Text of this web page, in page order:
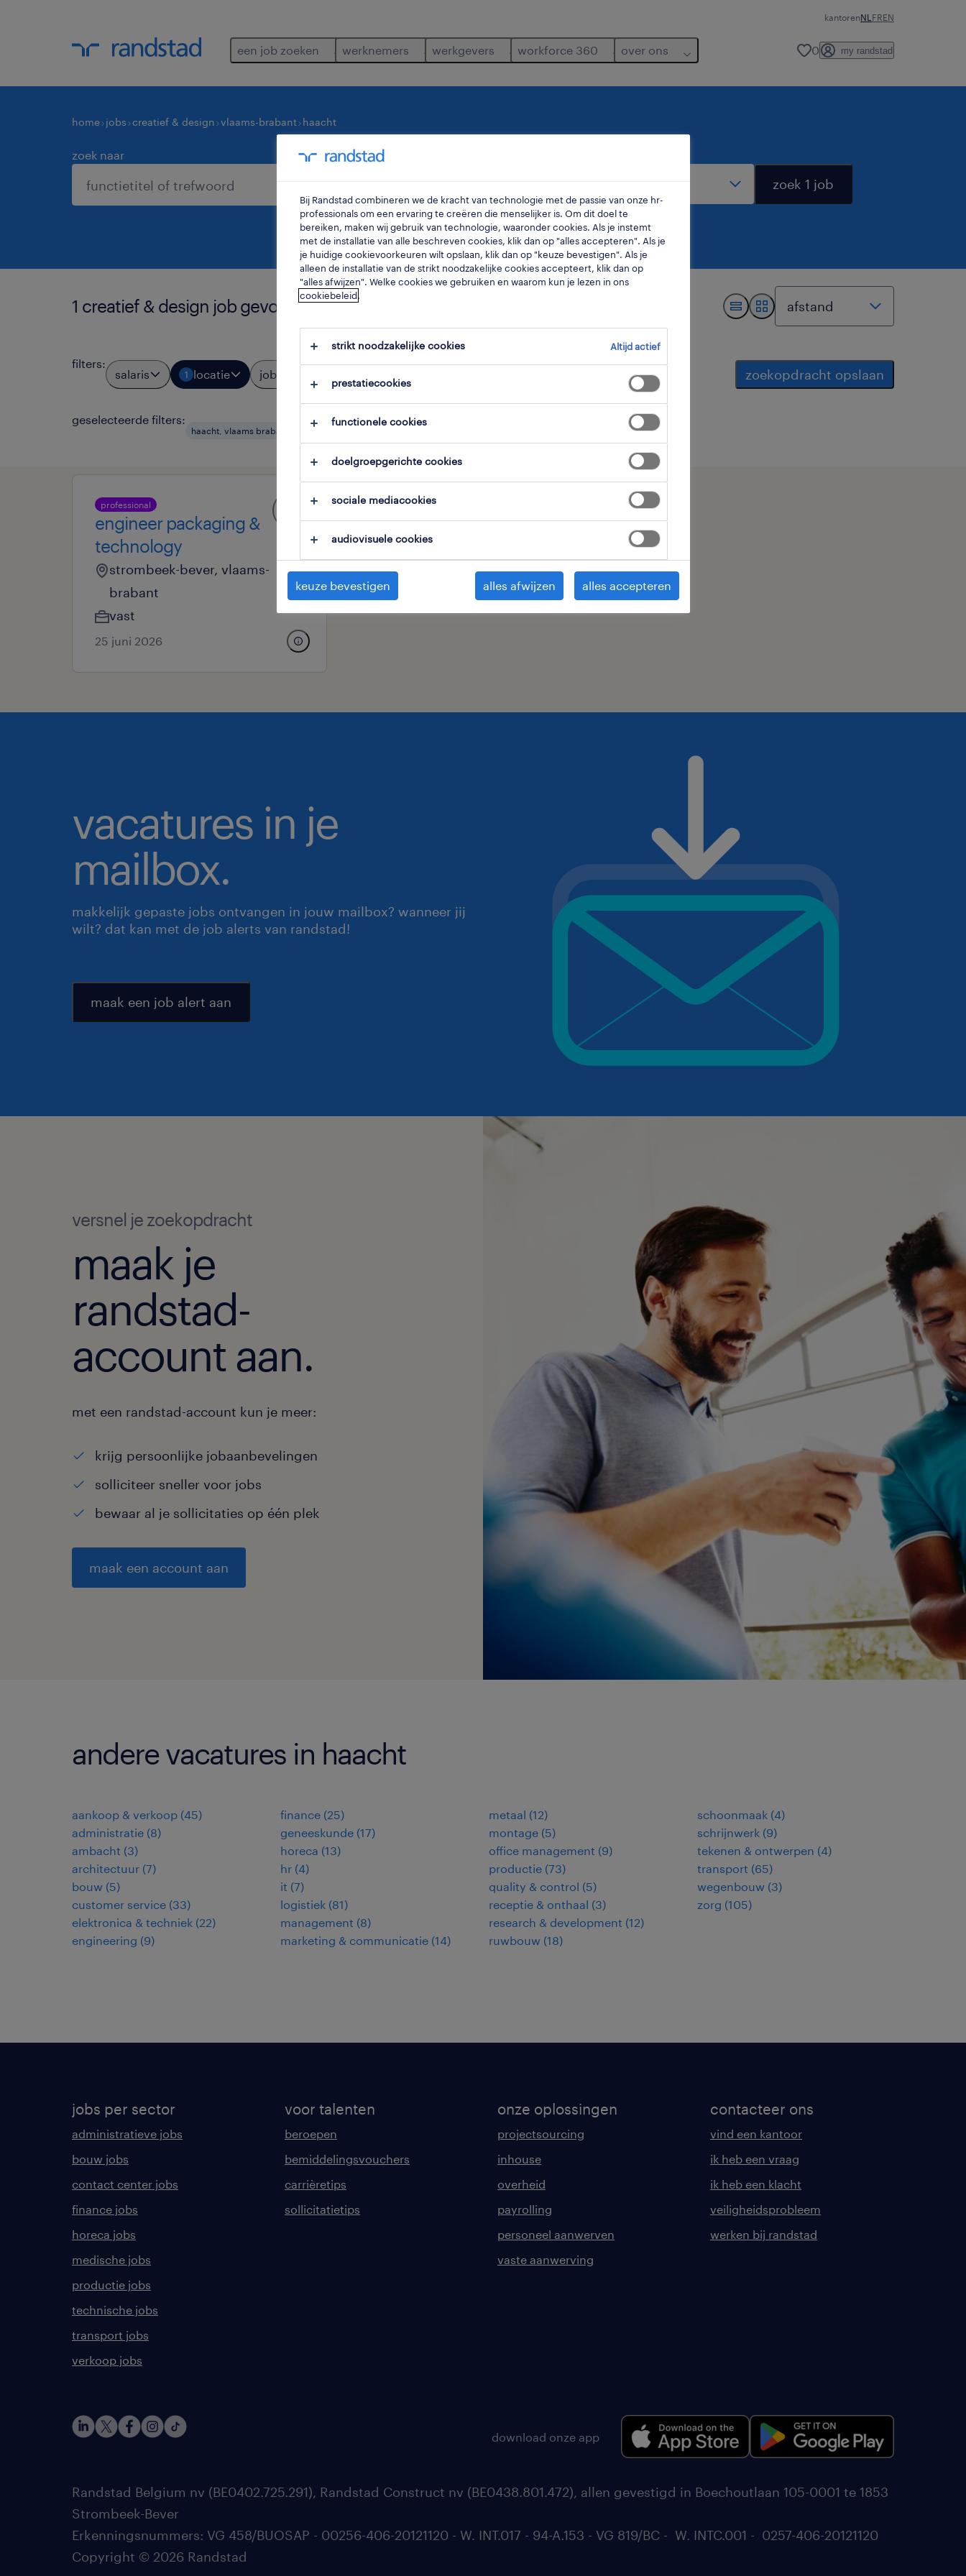
kantorenNL FREN
een job zoeken werknemers werkgevers workforce 360 over ons 0 my randstad
home jobs creatief & design vlaams-brabant haacht
zoek naar waar
zoek 1 job
1 creatief & design job gevonden in haacht.
filters:
salaris 1 locatie jobtypes zoekopdracht opslaan
geselecteerde filters:
haacht, vlaams brabant alles wissen
professional
engineer packaging &
technology
strombeek-bever, vlaams-
brabant
vast
25 juni 2026
vacatures in je
mailbox.
makkelijk gepaste jobs ontvangen in jouw mailbox? wanneer jij
wilt? dat kan met de job alerts van randstad!
maak een job alert aan
versnel je zoekopdracht
maak je
randstad-
account aan.
met een randstad-account kun je meer:
krijg persoonlijke jobaanbevelingen
solliciteer sneller voor jobs
bewaar al je sollicitaties op één plek
maak een account aan
andere vacatures in haacht
aankoop & verkoop (45)
administratie (8)
ambacht (3)
architectuur (7)
bouw (5)
customer service (33)
elektronica & techniek (22)
engineering (9)
finance (25)
geneeskunde (17)
horeca (13)
hr (4)
it (7)
logistiek (81)
management (8)
marketing & communicatie (14)
metaal (12)
montage (5)
office management (9)
productie (73)
quality & control (5)
receptie & onthaal (3)
research & development (12)
ruwbouw (18)
schoonmaak (4)
schrijnwerk (9)
tekenen & ontwerpen (4)
transport (65)
wegenbouw (3)
zorg (105)
jobs per sector
administratieve jobs
bouw jobs
contact center jobs
finance jobs
horeca jobs
medische jobs
productie jobs
technische jobs
transport jobs
verkoop jobs
voor talenten
beroepen
bemiddelingsvouchers
carrièretips
sollicitatietips
onze oplossingen
projectsourcing
inhouse
overheid
payrolling
personeel aanwerven
vaste aanwerving
contacteer ons
vind een kantoor
ik heb een vraag
ik heb een klacht
veiligheidsprobleem
werken bij randstad
download onze app
Randstad Belgium nv (BE0402.725.291), Randstad Construct nv (BE0438.801.472), allen gevestigd in Boechoutlaan 105-0001 te 1853
Strombeek-Bever
Erkenningsnummers: VG 458/BUOSAP - 00256-406-20121120 - W. INT.017 - 94-A.153 - VG 819/BC - W. INTC.001 - 0257-406-20121120
Copyright © 2026 Randstad
Bij Randstad combineren we de kracht van technologie met de passie van onze hr-
professionals om een ervaring te creëren die menselijker is. Om dit doel te
bereiken, maken wij gebruik van technologie, waaronder cookies. Als je instemt
met de installatie van alle beschreven cookies, klik dan op "alles accepteren". Als je
je huidige cookievoorkeuren wilt opslaan, klik dan op "keuze bevestigen". Als je
alleen de installatie van de strikt noodzakelijke cookies accepteert, klik dan op
"alles afwijzen". Welke cookies we gebruiken en waarom kun je lezen in ons
cookiebeleid.
strikt noodzakelijke cookies Altijd actief
prestatiecookies
functionele cookies
doelgroepgerichte cookies
sociale mediacookies
audiovisuele cookies
keuze bevestigen alles afwijzen alles accepteren